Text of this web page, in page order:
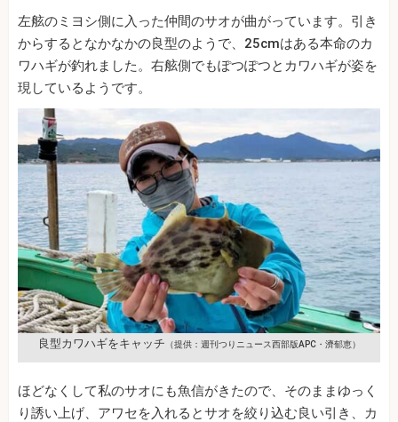
左舷のミヨシ側に入った仲間のサオが曲がっています。引き
からするとなかなかの良型のようで、25cmはある本命のカ
ワハギが釣れました。右舷側でもぽつぽつとカワハギが姿を
現しているようです。
良型カワハギをキャッチ （提供：週刊つりニュース西部版APC・濟郁恵）
ほどなくして私のサオにも魚信がきたので、そのままゆっく
り誘い上げ、アワセを入れるとサオを絞り込む良い引き、カ